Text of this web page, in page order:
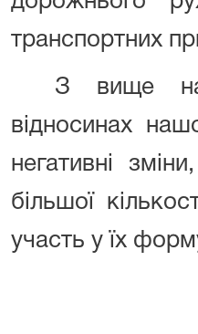
транспортних
З вище
відносинах
негативні
більшої
участь у їх